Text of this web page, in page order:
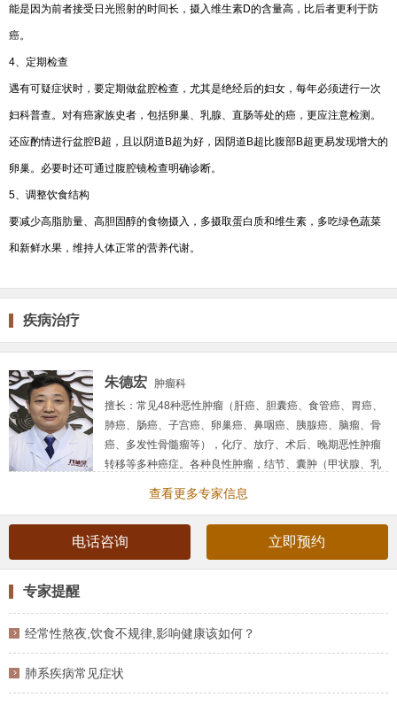
能是因为前者接受日光照射的时间长，摄入维生素D的含量高，比后者更利于防
癌。
4、定期检查
遇有可疑症状时，要定期做盆腔检查，尤其是绝经后的妇女，每年必须进行一次
妇科普查。对有癌家族史者，包括卵巢、乳腺、直肠等处的癌，更应注意检测。
还应酌情进行盆腔B超，且以阴道B超为好，因阴道B超比腹部B超更易发现增大的
卵巢。必要时还可通过腹腔镜检查明确诊断。
5、调整饮食结构
要减少高脂肪量、高胆固醇的食物摄入，多摄取蛋白质和维生素，多吃绿色蔬菜
和新鲜水果，维持人体正常的营养代谢。
疾病治疗
朱德宏
肿瘤科
擅长： 常见48种恶性肿瘤（肝癌、胆囊癌、食管癌、胃癌、
肺癌、肠癌、子宫癌、卵巢癌、鼻咽癌、胰腺癌、脑瘤、骨
癌、多发性骨髓瘤等），化疗、放疗、术后、晚期恶性肿瘤
转移等多种癌症。各种良性肿瘤，结节、囊肿（甲状腺、乳
囊、食管、胃、肠道、肛门等），肝硬化腹水、肾病尿毒症
等疑难杂症。
简介：
国医大师李佃贵弟子，传承工作室传承人，中国民间
中医医药研究开发协会疑难杂症分会肿瘤研究组组长，肿瘤
淋巴结区域转移，血道转移，种植转移，易复发
查看更多专家信息
电话咨询 立即预约
专家提醒
经常性熬夜,饮食不规律,影响健康该如何？
肺系疾病常见症状